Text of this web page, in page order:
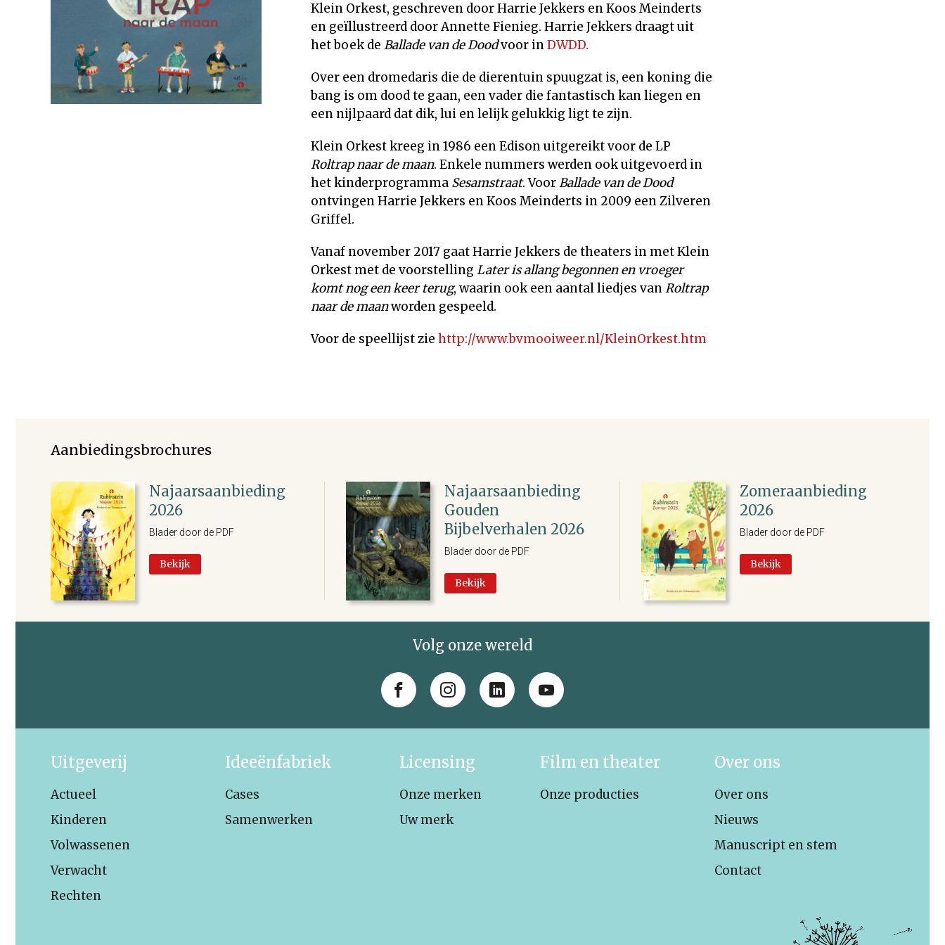
Klein Orkest, geschreven door Harrie Jekkers en Koos Meinderts
en geïllustreerd door Annette Fienieg. Harrie Jekkers draagt uit
het boek de Ballade van de Doodvoor inDWDD.
Over een dromedaris die de dierentuin spuugzat is, een koning die
bang is om dood te gaan, een vader die fantastisch kan liegen en
een nijlpaard dat dik, lui en lelijk gelukkig ligt te zijn.
Klein Orkest kreeg in 1986 een Edison uitgereikt voor de LP
Roltrap naar de maan. Enkele nummers werden ook uitgevoerd in
het kinderprogramma Sesamstraat. VoorBallade van de Dood
ontvingen Harrie Jekkers en Koos Meinderts in 2009 een Zilveren
Griffel.
Vanaf november 2017 gaat Harrie Jekkers de theaters in met Klein
Orkest met de voorstelling Later is allang begonnen en vroeger
komt nog een keer terug, waarin ook een aantal liedjes vanRoltrap
naar de maanworden gespeeld.
Voor de speellijst zie http://www.bvmooiweer.nl/KleinOrkest.htm
Aanbiedingsbrochures
Najaarsaanbieding
2026
Blader door de PDF
Bekijk
Najaarsaanbieding
Gouden
Bijbelverhalen 2026
Blader door de PDF
Bekijk
Zomeraanbieding
2026
Blader door de PDF
Bekijk
Volg onze wereld
Uitgeverij
Actueel
Kinderen
Volwassenen
Verwacht
Rechten
Ideeënfabriek
Cases
Samenwerken
Licensing
Onze merken
Uw merk
Film en theater
Onze producties
Over ons
Over ons
Nieuws
Manuscript en stem
Contact